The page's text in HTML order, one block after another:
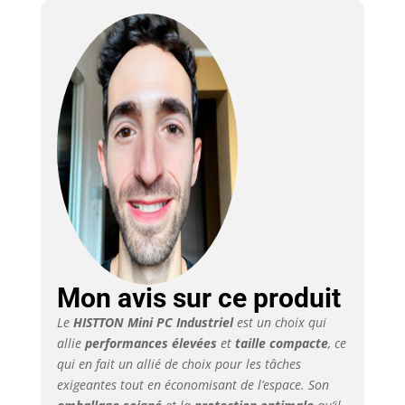
parcourir , média ou
multitâche).
【Affichage sur trois
écrans 4K HD】Le PC
complet HISTTON H4
pris en charge de
l’affichage trois écran,
HDMI, DP et EDP port.
Il peut utiliser
l'ordinateur personel,
ou être utilisé comme
HTPC pour créer votre
cinéma familial, donc
vous pouvez l’utilisez
dans le bureau,le
centre de formation,
l’usines, le cybercafé
et tout endroit où vous
Mon avis sur ce produit
Le HISTTON Mini PC Industrielest un choix qui
allie performances élevées et taille compacte, ce
qui en fait un allié de choix pour les tâches
exigeantes tout en économisant de l’espace. Son